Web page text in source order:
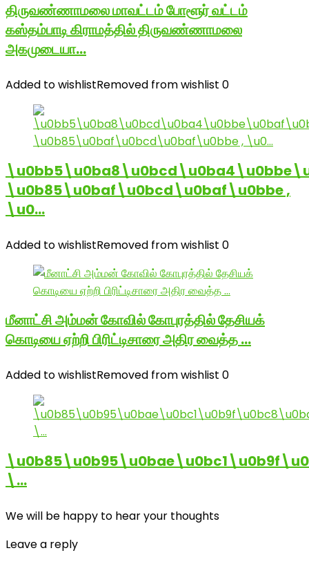
திருவண்ணாமலை மாவட்டம் போளூர் வட்டம்
கஸ்தம்பாடி கிராமத்தில் திருவண்ணாமலை
அகமுடையா…
Added to wishlistRemoved from wishlist 0
\u0b85\u0baf\u0bcd\u0baf\u0bbe ,
\u0…
Added to wishlistRemoved from wishlist 0
மீனாட்சி அம்மன் கோவில் கோபுரத்தில் தேசியக்
கொடியை ஏற்றி பிரிட்டிசாரை அதிர வைத்த …
Added to wishlistRemoved from wishlist 0
\…
We will be happy to hear your thoughts
Leave a reply